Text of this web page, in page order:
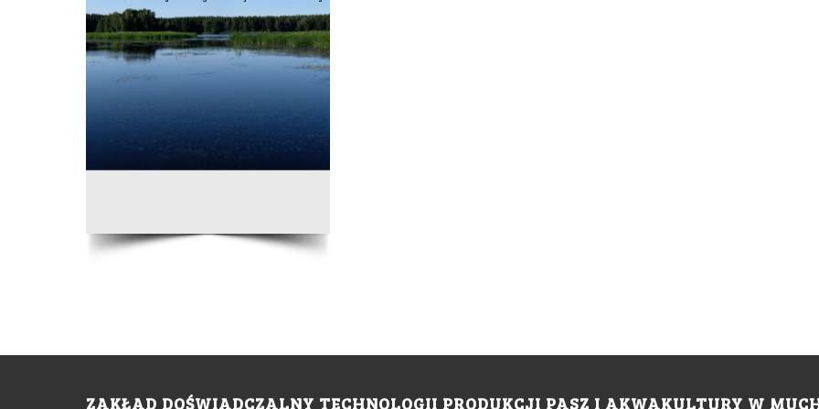
ZAKŁAD DOŚWIADCZALNY TECHNOLOGII PRODUKCJI PASZ I AKWAKULTURY W